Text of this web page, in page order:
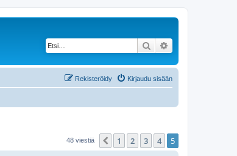
Etsi
Kirjaudu sisään
Rekisteröidy
48 viestiä Edellinen
1 2 3 4 5